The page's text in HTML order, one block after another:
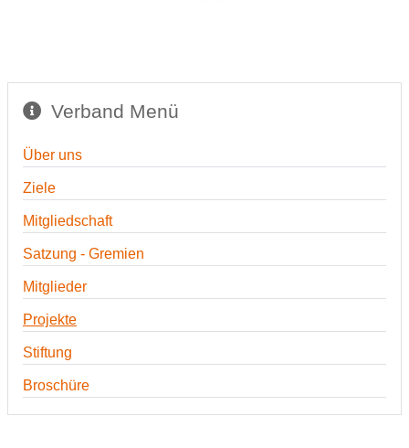
Verband Menü
Über uns
Ziele
Mitgliedschaft
Satzung - Gremien
Mitglieder
Projekte
Stiftung
Broschüre